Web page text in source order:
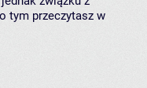
tym przeczytasz w